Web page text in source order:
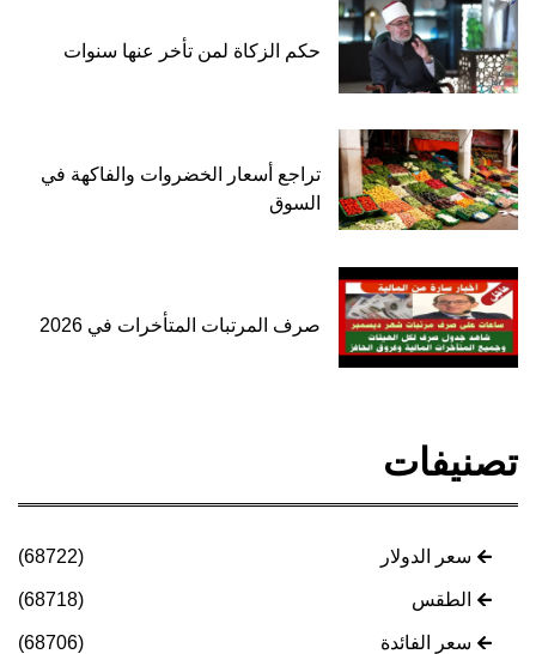
حكم الزكاة لمن تأخر عنها سنوات
تراجع أسعار الخضروات والفاكهة في
السوق
صرف المرتبات المتأخرات في 2026
تصنيفات
سعر الدولار (68722)
الطقس (68718)
سعر الفائدة (68706)